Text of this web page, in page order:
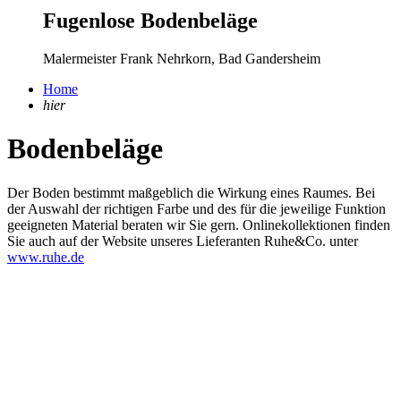
Fugenlose Bodenbeläge
Malermeister Frank Nehrkorn, Bad Gandersheim
Home
hier
Bodenbeläge
Der Boden bestimmt maßgeblich die Wirkung eines Raumes. Bei
der Auswahl der richtigen Farbe und des für die jeweilige Funktion
geeigneten Material beraten wir Sie gern. Onlinekollektionen finden
Sie auch auf der Website unseres Lieferanten Ruhe&Co. unter
www.ruhe.de